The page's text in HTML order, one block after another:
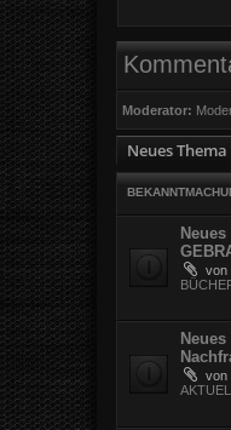
Moderator:
Neues Thema
von
von